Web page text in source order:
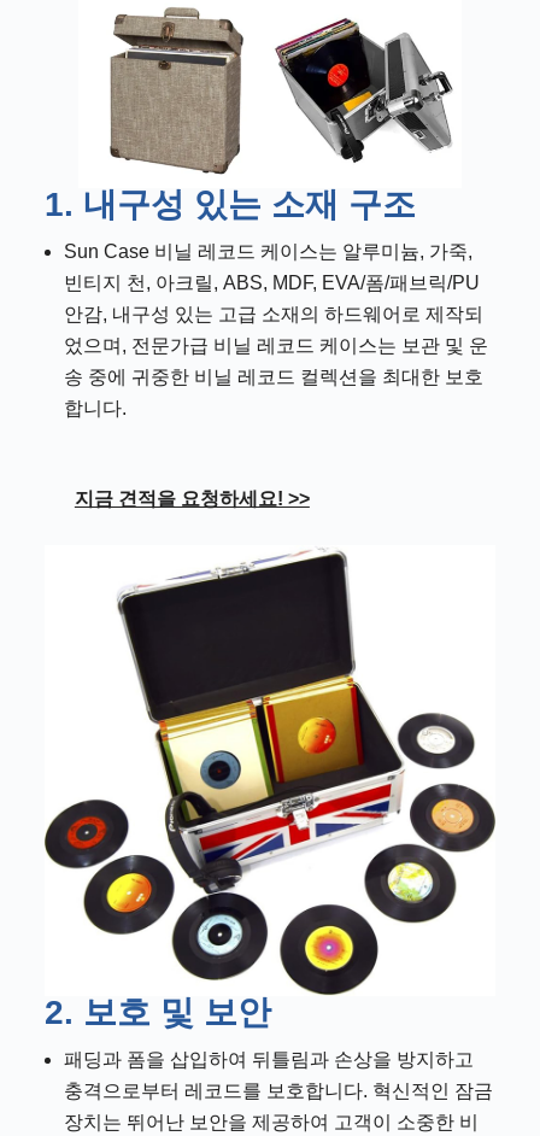
1. 내구성 있는 소재 구조
Sun Case 비닐 레코드 케이스는 알루미늄, 가죽,
빈티지 천, 아크릴, ABS, MDF, EVA/폼/패브릭/PU
안감, 내구성 있는 고급 소재의 하드웨어로 제작되
었으며, 전문가급 비닐 레코드 케이스는 보관 및 운
송 중에 귀중한 비닐 레코드 컬렉션을 최대한 보호
합니다.
지금 견적을 요청하세요! >>
2. 보호 및 보안
패딩과 폼을 삽입하여 뒤틀림과 손상을 방지하고
충격으로부터 레코드를 보호합니다. 혁신적인 잠금
장치는 뛰어난 보안을 제공하여 고객이 소중한 비